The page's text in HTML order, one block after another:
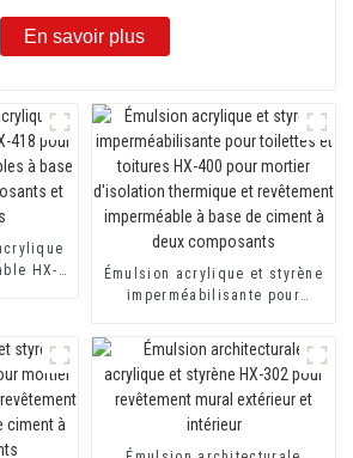
En savoir plus
HX-
et
Émulsion acrylique et styrène
imperméabilisante pour
pour mortier d'isolation
thermique et revêtement
imperméable à base de ciment
à deux composants